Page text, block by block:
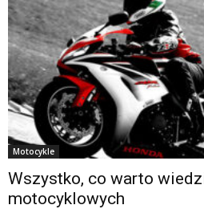
Motocykle
Wszystko, co warto
motocyklowych